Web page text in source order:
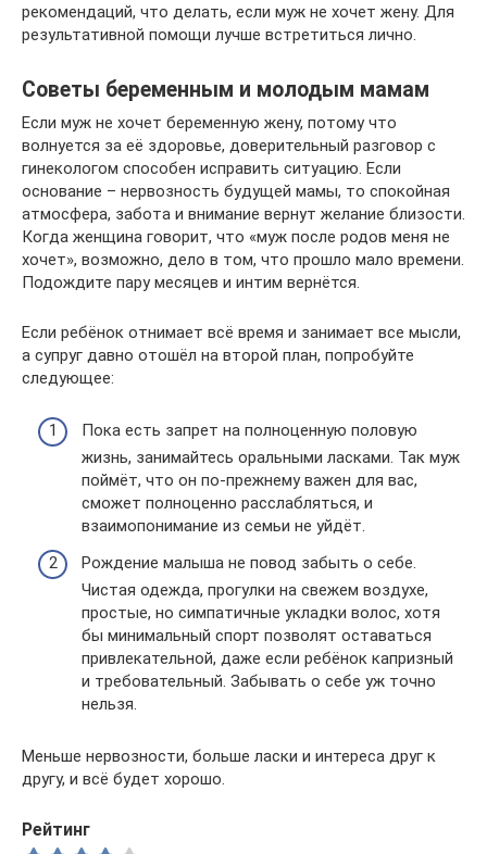
рекомендаций, что делать, если муж не хочет жену. Для
результативной помощи лучше встретиться лично.
Советы беременным и молодым мамам
Если муж не хочет беременную жену, потому что
волнуется за её здоровье, доверительный разговор с
гинекологом способен исправить ситуацию. Если
основание – нервозность будущей мамы, то спокойная
атмосфера, забота и внимание вернут желание близости.
Когда женщина говорит, что «муж после родов меня не
хочет», возможно, дело в том, что прошло мало времени.
Подождите пару месяцев и интим вернётся.
Если ребёнок отнимает всё время и занимает все мысли,
а супруг давно отошёл на второй план, попробуйте
следующее:
Пока есть запрет на полноценную половую
жизнь, занимайтесь оральными ласками. Так муж
поймёт, что он по-прежнему важен для вас,
сможет полноценно расслабляться, и
взаимопонимание из семьи не уйдёт.
Рождение малыша не повод забыть о себе.
Чистая одежда, прогулки на свежем воздухе,
простые, но симпатичные укладки волос, хотя
бы минимальный спорт позволят оставаться
привлекательной, даже если ребёнок капризный
и требовательный. Забывать о себе уж точно
нельзя.
Меньше нервозности, больше ласки и интереса друг к
другу, и всё будет хорошо.
Рейтинг